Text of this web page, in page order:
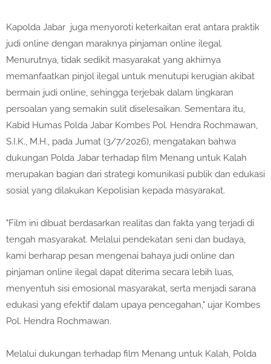
Kapolda Jabar juga menyoroti keterkaitan erat antara praktik
judi online dengan maraknya pinjaman online ilegal.
Menurutnya, tidak sedikit masyarakat yang akhirnya
memanfaatkan pinjol ilegal untuk menutupi kerugian akibat
bermain judi online, sehingga terjebak dalam lingkaran
persoalan yang semakin sulit diselesaikan. Sementara itu,
Kabid Humas Polda Jabar Kombes Pol. Hendra Rochmawan,
S.I.K., M.H., pada Jumat (3/7/2026), mengatakan bahwa
dukungan Polda Jabar terhadap film Menang untuk Kalah
merupakan bagian dari strategi komunikasi publik dan edukasi
sosial yang dilakukan Kepolisian kepada masyarakat.
"Film ini dibuat berdasarkan realitas dan fakta yang terjadi di
tengah masyarakat. Melalui pendekatan seni dan budaya,
kami berharap pesan mengenai bahaya judi online dan
pinjaman online ilegal dapat diterima secara lebih luas,
menyentuh sisi emosional masyarakat, serta menjadi sarana
edukasi yang efektif dalam upaya pencegahan," ujar Kombes
Pol. Hendra Rochmawan.
Melalui dukungan terhadap film Menang untuk Kalah, Polda